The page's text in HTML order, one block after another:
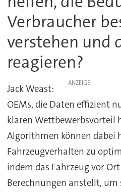
Verbraucher
verstehen und
reagieren?
ANZEIGE
Jack Weast:
OEMs, die Daten effizient
klaren Wettbewerbsvorteil
Algorithmen können dabei
Fahrzeugverhalten zu
indem das Fahrzeug vor
Berechnungen anstellt,